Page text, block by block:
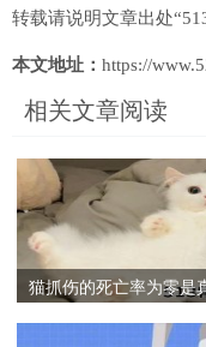
转载请说明文章出处
本文地址： https://
相关文章阅读
猫抓伤的死亡率为零是